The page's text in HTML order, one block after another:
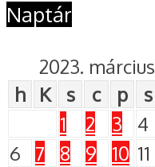
Naptár
2023. március
h
K s c p s
1
2 3 4
6
7 8 9 10 11